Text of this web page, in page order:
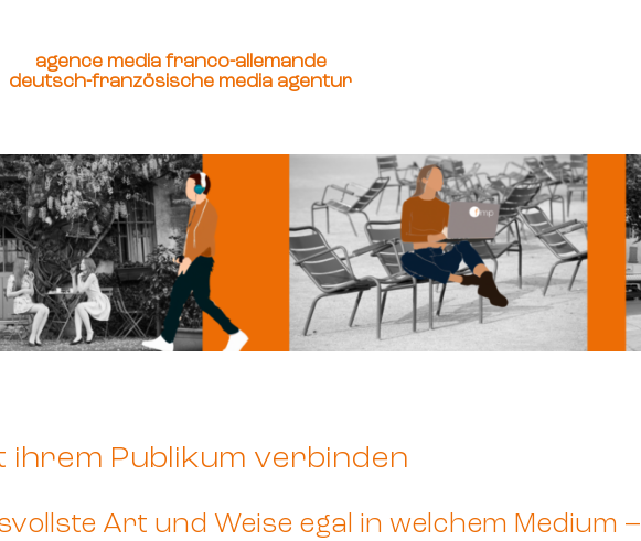
agence media franco-allemande
deutsch-französische media agentur
ihrem Publikum verbinden
Art und Weise egal in welchem Medium –